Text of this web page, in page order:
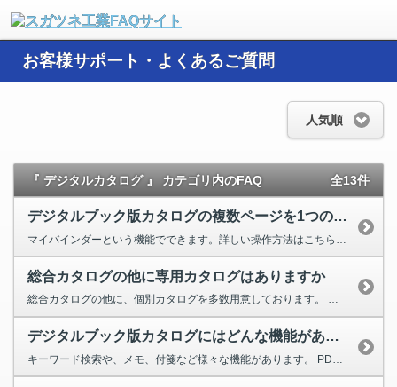
お客様サポート・よくあるご質問
人気順
『 デジタルカタログ 』 カテゴリ内のFAQ 全13件
デジタルブック版カタログの複数ページを1つのPDFとしてダウンロードしたい
マイバインダーという機能でできます。詳しい操作方法はこちらをご覧ください。 ２種類以上のカタログから任意のページ...
総合カタログの他に専用カタログはありますか
総合カタログの他に、個別カタログを多数用意しております。 ショーケース金物、ガラス用建築金物、引戸・間仕切り...
デジタルブック版カタログにはどんな機能がありますか